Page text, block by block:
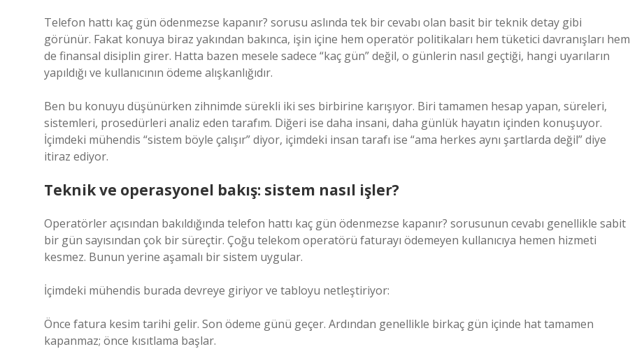
Telefon hattı kaç gün ödenmezse kapanır? sorusu aslında tek bir cevabı olan basit bir teknik detay gibi
görünür. Fakat konuya biraz yakından bakınca, işin içine hem operatör politikaları hem tüketici davranışları hem
de finansal disiplin girer. Hatta bazen mesele sadece “kaç gün” değil, o günlerin nasıl geçtiği, hangi uyarıların
yapıldığı ve kullanıcının ödeme alışkanlığıdır.
Ben bu konuyu düşünürken zihnimde sürekli iki ses birbirine karışıyor. Biri tamamen hesap yapan, süreleri,
sistemleri, prosedürleri analiz eden tarafım. Diğeri ise daha insani, daha günlük hayatın içinden konuşuyor.
İçimdeki mühendis “sistem böyle çalışır” diyor, içimdeki insan tarafı ise “ama herkes aynı şartlarda değil” diye
itiraz ediyor.
Teknik ve operasyonel bakış: sistem nasıl işler?
Operatörler açısından bakıldığında telefon hattı kaç gün ödenmezse kapanır? sorusunun cevabı genellikle sabit
bir gün sayısından çok bir süreçtir. Çoğu telekom operatörü faturayı ödemeyen kullanıcıya hemen hizmeti
kesmez. Bunun yerine aşamalı bir sistem uygular.
İçimdeki mühendis burada devreye giriyor ve tabloyu netleştiriyor:
Önce fatura kesim tarihi gelir. Son ödeme günü geçer. Ardından genellikle birkaç gün içinde hat tamamen
kapanmaz; önce kısıtlama başlar.